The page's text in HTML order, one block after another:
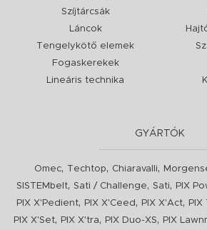
Szíjtárcsák
Láncok
Tengelykötő elemek
Fogaskerekek
Lineáris technika
GYÁRTÓK
Omec, Techtop, Chiaravalli,
SISTEMbelt, Sati / Challenge, Sati, PIX
PIX X'Pedient, PIX X'Ceed , PIX X'Act,
PIX X'Set, PIX X'tra, PIX Duo-XS, PIX